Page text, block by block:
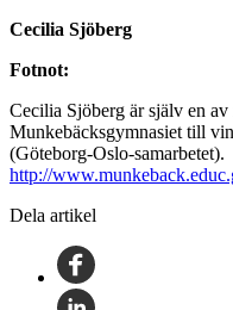
Cecilia Sjöberg
Fotnot:
Cecilia Sjöberg är själv en
Munkebäcksgymnasiet till
(Göteborg-Oslo-samarbetet).
http://
Dela artikel